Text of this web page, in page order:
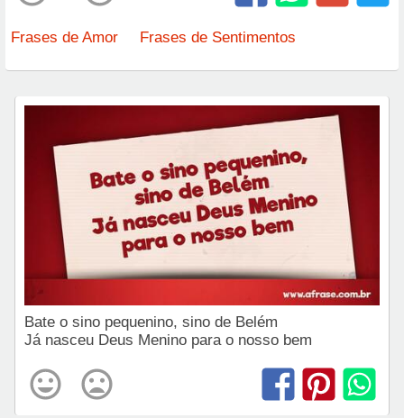
Frases de Amor Frases de Sentimentos
Bate o sino pequenino, sino de Belém
Já nasceu Deus Menino para o nosso bem